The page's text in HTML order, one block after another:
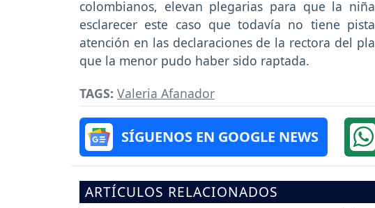
colombianos, elevan plegarias para que la
esclarecer este caso que todavía no tiene
atención en las declaraciones de la rectora del
que la menor pudo haber sido raptada.
TAGS: Valeria Afanador
SÍGUENOS EN GOOGLE NEWS
ARTÍCULOS RELACIONADOS